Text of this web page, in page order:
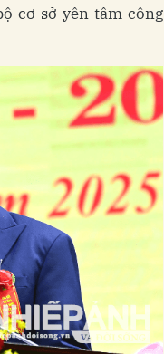
cơ sở yên tâm công